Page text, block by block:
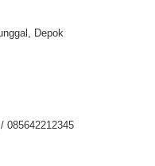
Depok
085642212345